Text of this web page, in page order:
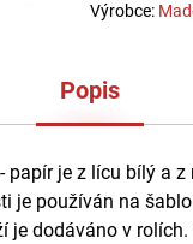
Výrobce:
Popis
papír je z lícu bílý a z
je používán na
je dodáváno v rolích.